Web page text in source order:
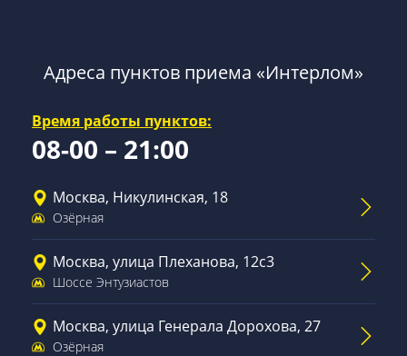
Адреса пунктов приема «Интерлом»
Время работы пунктов:
08-00 – 21:00
Москва, Никулинская, 18
Озёрная
Москва, улица Плеханова, 12с3
Шоссе Энтузиастов
Москва, улица Генерала Дорохова, 27
Озёрная